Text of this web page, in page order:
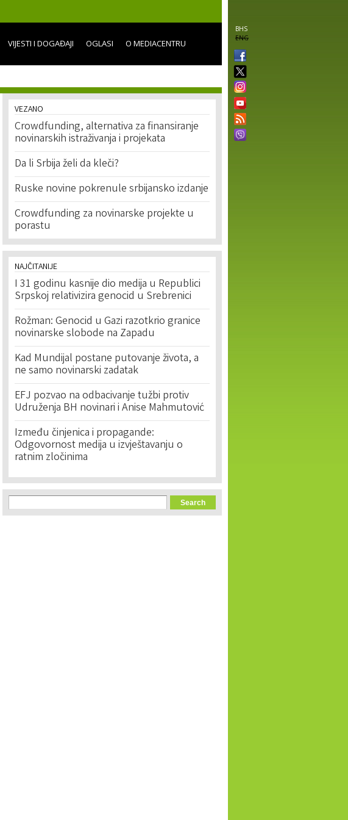
BHS
ENG
VIJESTI I DOGAĐAJI OGLASI O MEDIACENTRU
VEZANO
Crowdfunding, alternativa za finansiranje
novinarskih istraživanja i projekata
Da li Srbija želi da kleči?
Ruske novine pokrenule srbijansko izdanje
Crowdfunding za novinarske projekte u
porastu
NAJČITANIJE
I 31 godinu kasnije dio medija u Republici
Srpskoj relativizira genocid u Srebrenici
Rožman: Genocid u Gazi razotkrio granice
novinarske slobode na Zapadu
Kad Mundijal postane putovanje života, a
ne samo novinarski zadatak
EFJ pozvao na odbacivanje tužbi protiv
Udruženja BH novinari i Anise Mahmutović
Između činjenica i propagande:
Odgovornost medija u izvještavanju o
ratnim zločinima
Search form
Search